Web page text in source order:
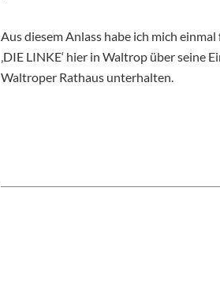
Aus diesem Anlass habe ich mich
‚DIE LINKE‘ hier in Waltrop über seine
Waltroper Rathaus unterhalten.